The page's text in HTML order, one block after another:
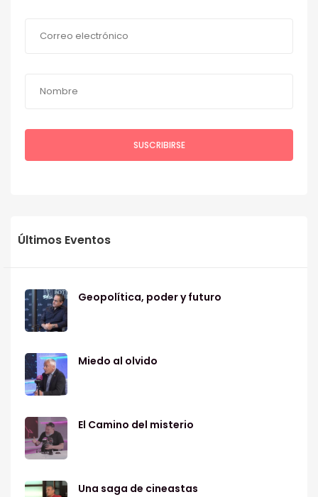
Últimos Eventos
Geopolítica, poder y futuro
Miedo al olvido
El Camino del misterio
Una saga de cineastas